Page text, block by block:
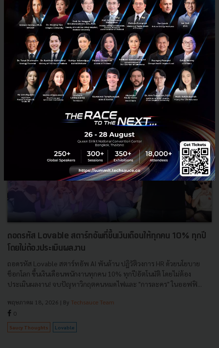
Hollywood รู้จัก Dr. Sun Ta-chien อดีต สส. ไต้หวันที่เขียนหนังสือ AI 4
เล่ม และกลายเป็นผู้บริหาร Digital Domain บริษั...
พฤษภาคม 19, 2026| By Techsauce Team
Saucy Thoughts sun ta-chien
ถอดรหัส Lovable สตาร์ทอัพที่ขึ้นเงินเดือนให้ทุกคน 10% ทุกปี
โดยไม่ต้องประเมินผลงาน
ถอดรหัส Lovable สตาร์ทอัพ AI พันล้าน ปฏิวัติวงการ HR ด้วยนโยบาย
ช็อกโลก ขึ้นเงินเดือนพนักงานทุกคน 10% ทุกปีอัตโนมัติ โดยไม่ต้อง
ประเมินผลงาน! จบปัญหาวิกฤตคนหมดไฟและ "การละคร" ในออฟฟิ...
พฤษภาคม 18, 2026 | By Techsauce Team
0
Saucy Thoughts Lovable